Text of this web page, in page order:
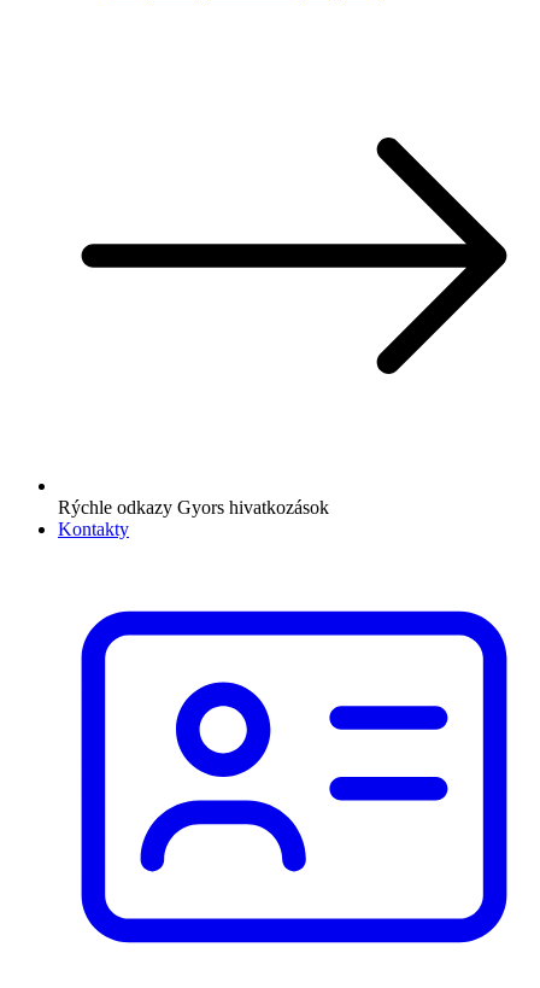
Rýchle odkazy Gyors hivatkozások
Kontakty